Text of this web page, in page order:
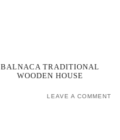
BALNACA TRADITIONAL
WOODEN HOUSE
LEAVE A COMMENT